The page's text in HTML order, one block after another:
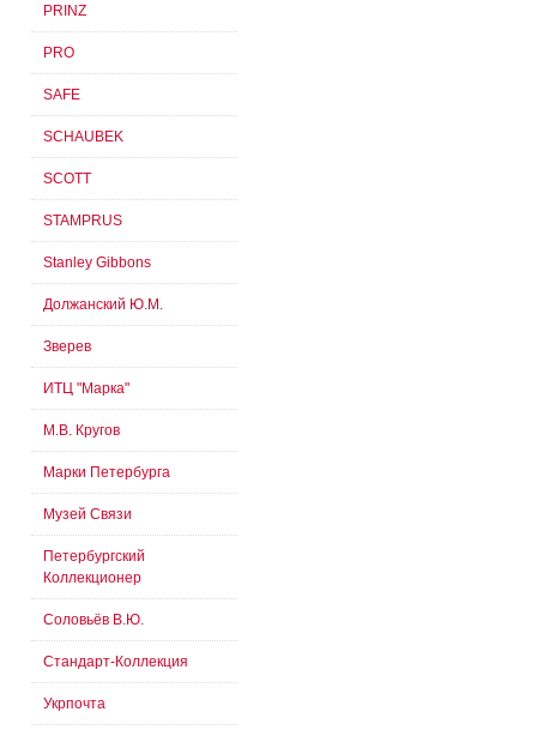
PRINZ
PRO
SAFE
SCHAUBEK
SCOTT
STAMPRUS
Stanley Gibbons
Должанский Ю.М.
Зверев
ИТЦ "Марка"
М.В. Кругов
Марки Петербурга
Музей Связи
Петербургский
Коллекционер
Соловьёв В.Ю.
Стандарт-Коллекция
Укрпочта